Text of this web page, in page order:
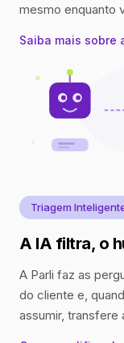
mesmo enquanto
Saiba mais
Triagem
A IA filtra, o
A Parli faz as
do cliente e,
assumir,